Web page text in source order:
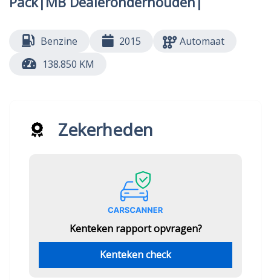
Benzine 2015
Automaat
138.850 KM
Zekerheden
Kenteken rapport opvragen?
Kenteken check